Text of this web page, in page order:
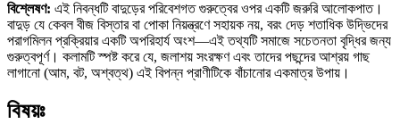
বিশ্লেষণ: এই নিবন্ধটি বাদুড়ের পরিবেশগত গুরুত্বের ওপর একটি জরুরি আলোকপাত।
বাদুড় যে কেবল বীজ বিস্তার বা পোকা নিয়ন্ত্রণে সহায়ক নয়, বরং দেড় শতাধিক উদ্ভিদের
পরাগমিলন প্রক্রিয়ার একটি অপরিহার্য অংশ—এই তথ্যটি সমাজে সচেতনতা বৃদ্ধির জন্য
গুরুত্বপূর্ণ। কলামটি স্পষ্ট করে যে, জলাশয় সংরক্ষণ এবং তাদের পছন্দের আশ্রয় গাছ
লাগানো (আম, বট, অশ্বত্থ) এই বিপন্ন প্রাণীটিকে বাঁচানোর একমাত্র উপায়।
বিষয়ঃ